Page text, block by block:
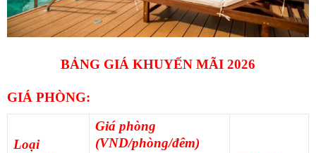
BẢNG GIÁ KHUYẾN MÃI 2026
GIÁ PHÒNG:
Loại
Giá phòng
(VND/phòng/đêm)